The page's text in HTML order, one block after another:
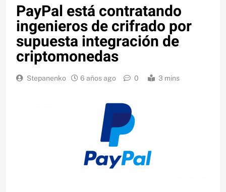
PayPal está contratando
ingenieros de crifrado por
supuesta integración de
criptomonedas
Stepanenko 6 años ago 0 3 mins